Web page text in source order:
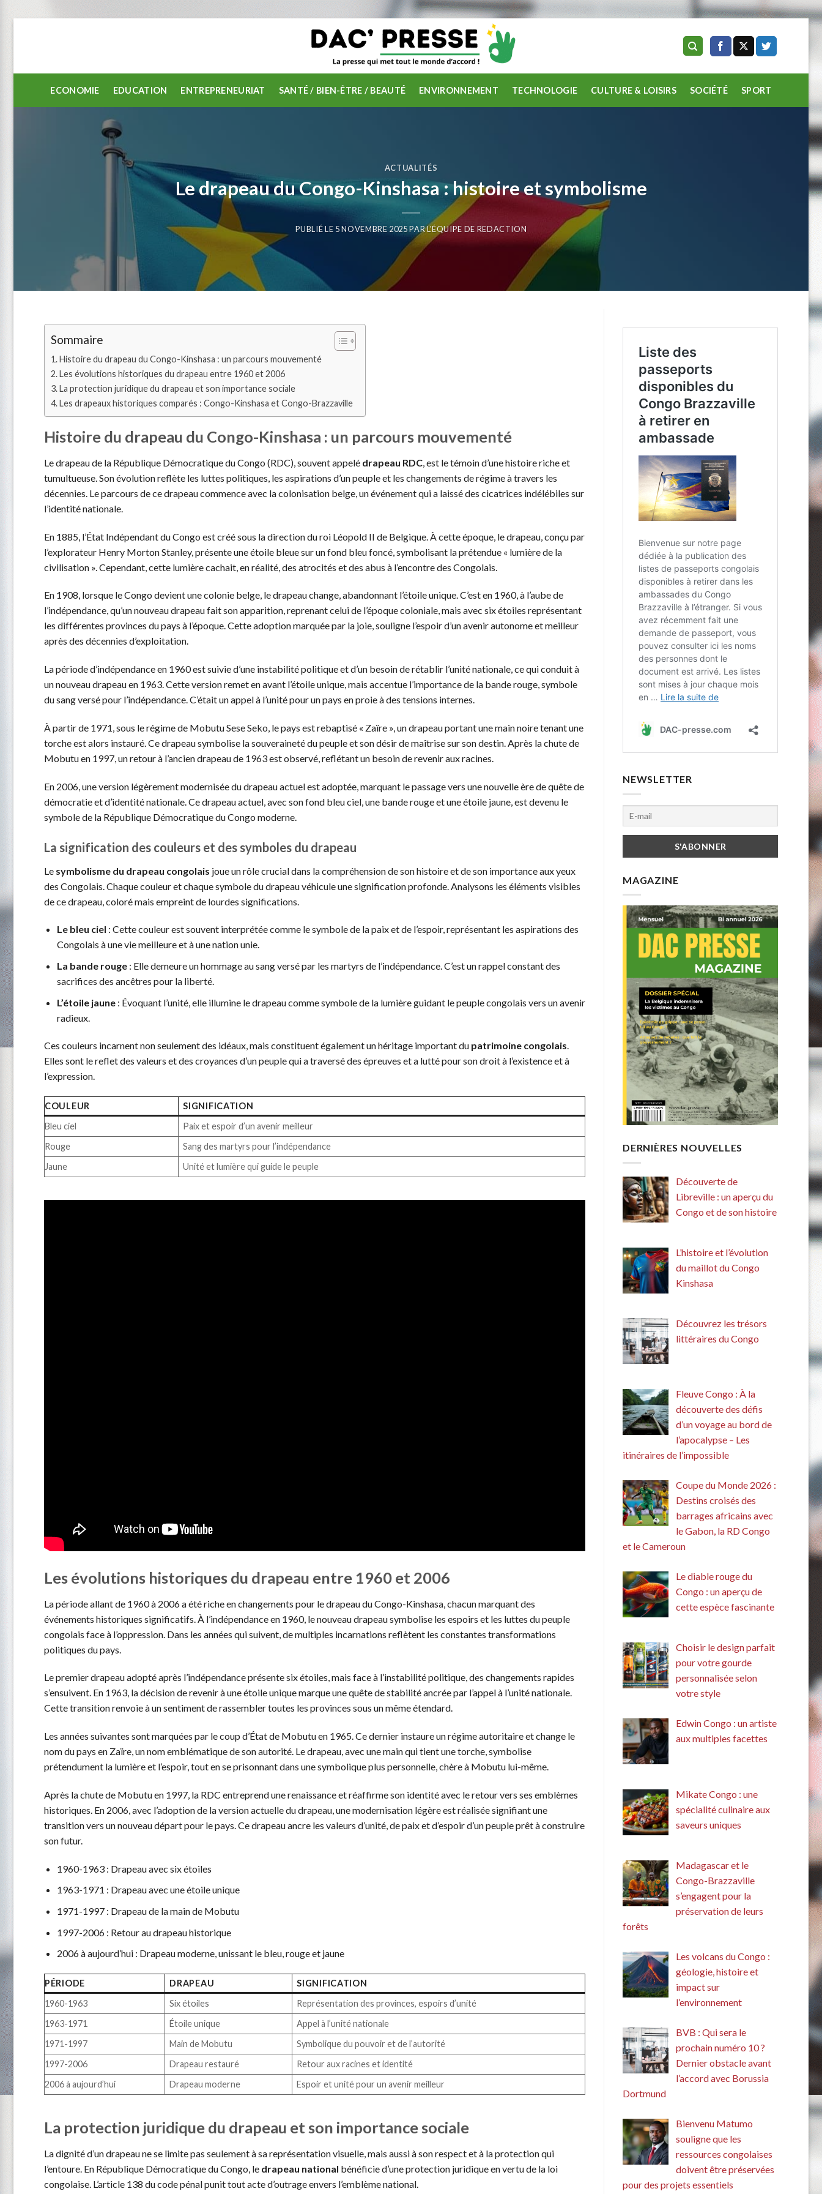
ECONOMIE EDUCATION ENTREPRENEURIAT SANTÉ / BIEN-ÊTRE / BEAUTÉ ENVIRONNEMENT TECHNOLOGIE CULTURE & LOISIRS SOCIÉTÉ SPORT
ACTUALITÉS
Le drapeau du Congo-Kinshasa : histoire et symbolisme
PUBLIÉ LE 5 NOVEMBRE 2025PARL'ÉQUIPE DE REDACTION
Sommaire
Histoire du drapeau du Congo-Kinshasa : un parcours mouvementé
Les évolutions historiques du drapeau entre 1960 et 2006
La protection juridique du drapeau et son importance sociale
Les drapeaux historiques comparés : Congo-Kinshasa et Congo-Brazzaville
Histoire du drapeau du Congo-Kinshasa : un parcours mouvementé
Le drapeau de la République Démocratique du Congo (RDC), souvent appelé drapeau RDC , est le témoin d’une histoire riche et
tumultueuse. Son évolution reflète les luttes politiques, les aspirations d’un peuple et les changements de régime à travers les
décennies. Le parcours de ce drapeau commence avec la colonisation belge, un événement qui a laissé des cicatrices indélébiles sur
l’identité nationale.
En 1885, l’État Indépendant du Congo est créé sous la direction du roi Léopold II de Belgique. À cette époque, le drapeau, conçu par
l’explorateur Henry Morton Stanley, présente une étoile bleue sur un fond bleu foncé, symbolisant la prétendue « lumière de la
civilisation ». Cependant, cette lumière cachait, en réalité, des atrocités et des abus à l’encontre des Congolais.
En 1908, lorsque le Congo devient une colonie belge, le drapeau change, abandonnant l’étoile unique. C’est en 1960, à l’aube de
l’indépendance, qu’un nouveau drapeau fait son apparition, reprenant celui de l’époque coloniale, mais avec six étoiles représentant
les différentes provinces du pays à l’époque. Cette adoption marquée par la joie, souligne l’espoir d’un avenir autonome et meilleur
après des décennies d’exploitation.
La période d’indépendance en 1960 est suivie d’une instabilité politique et d’un besoin de rétablir l’unité nationale, ce qui conduit à
un nouveau drapeau en 1963. Cette version remet en avant l’étoile unique, mais accentue l’importance de la bande rouge, symbole
du sang versé pour l’indépendance. C’était un appel à l’unité pour un pays en proie à des tensions internes.
À partir de 1971, sous le régime de Mobutu Sese Seko, le pays est rebaptisé « Zaïre », un drapeau portant une main noire tenant une
torche est alors instauré. Ce drapeau symbolise la souveraineté du peuple et son désir de maîtrise sur son destin. Après la chute de
Mobutu en 1997, un retour à l’ancien drapeau de 1963 est observé, reflétant un besoin de revenir aux racines.
En 2006, une version légèrement modernisée du drapeau actuel est adoptée, marquant le passage vers une nouvelle ère de quête de
démocratie et d’identité nationale. Ce drapeau actuel, avec son fond bleu ciel, une bande rouge et une étoile jaune, est devenu le
symbole de la République Démocratique du Congo moderne.
La signification des couleurs et des symboles du drapeau
Le symbolisme du drapeau congolais joue un rôle crucial dans la compréhension de son histoire et de son importance aux yeux
des Congolais. Chaque couleur et chaque symbole du drapeau véhicule une signification profonde. Analysons les éléments visibles
de ce drapeau, coloré mais empreint de lourdes significations.
Le bleu ciel : Cette couleur est souvent interprétée comme le symbole de la paix et de l’espoir, représentant les aspirations des
Congolais à une vie meilleure et à une nation unie.
La bande rouge: Elle demeure un hommage au sang versé par les martyrs de l’indépendance. C’est un rappel constant des
sacrifices des ancêtres pour la liberté.
L’étoile jaune: Évoquant l’unité, elle illumine le drapeau comme symbole de la lumière guidant le peuple congolais vers un avenir
radieux.
Ces couleurs incarnent non seulement des idéaux, mais constituent également un héritage important du patrimoine congolais.
Elles sont le reflet des valeurs et des croyances d’un peuple qui a traversé des épreuves et a lutté pour son droit à l’existence et à
l’expression.
COULEUR
SIGNIFICATION
Bleu ciel
Paix et espoir d’un avenir meilleur
Rouge
Sang des martyrs pour l’indépendance
Jaune
Unité et lumière qui guide le peuple
Les évolutions historiques du drapeau entre 1960 et 2006
La période allant de 1960 à 2006 a été riche en changements pour le drapeau du Congo-Kinshasa, chacun marquant des
événements historiques significatifs. À l’indépendance en 1960, le nouveau drapeau symbolise les espoirs et les luttes du peuple
congolais face à l’oppression. Dans les années qui suivent, de multiples incarnations reflètent les constantes transformations
politiques du pays.
Le premier drapeau adopté après l’indépendance présente six étoiles, mais face à l’instabilité politique, des changements rapides
s’ensuivent. En 1963, la décision de revenir à une étoile unique marque une quête de stabilité ancrée par l’appel à l’unité nationale.
Cette transition renvoie à un sentiment de rassembler toutes les provinces sous un même étendard.
Les années suivantes sont marquées par le coup d’État de Mobutu en 1965. Ce dernier instaure un régime autoritaire et change le
nom du pays en Zaïre, un nom emblématique de son autorité. Le drapeau, avec une main qui tient une torche, symbolise
prétendument la lumière et l’espoir, tout en se prisonnant dans une symbolique plus personnelle, chère à Mobutu lui-même.
Après la chute de Mobutu en 1997, la RDC entreprend une renaissance et réaffirme son identité avec le retour vers ses emblèmes
historiques. En 2006, avec l’adoption de la version actuelle du drapeau, une modernisation légère est réalisée signifiant une
transition vers un nouveau départ pour le pays. Ce drapeau ancre les valeurs d’unité, de paix et d’espoir d’un peuple prêt à construire
son futur.
1960-1963 : Drapeau avec six étoiles
1963-1971 : Drapeau avec une étoile unique
1971-1997 : Drapeau de la main de Mobutu
1997-2006 : Retour au drapeau historique
2006 à aujourd’hui : Drapeau moderne, unissant le bleu, rouge et jaune
PÉRIODE DRAPEAU
SIGNIFICATION
1960-1963
Six étoiles
Représentation des provinces, espoirs d’unité
1963-1971
Étoile unique
Appel à l’unité nationale
1971-1997
Main de Mobutu
Symbolique du pouvoir et de l’autorité
1997-2006
Drapeau restauré
Retour aux racines et identité
2006 à aujourd’hui
Drapeau moderne Espoir et unité pour un avenir meilleur
La protection juridique du drapeau et son importance sociale
La dignité d’un drapeau ne se limite pas seulement à sa représentation visuelle, mais aussi à son respect et à la protection qui
l’entoure. En République Démocratique du Congo, le drapeau national bénéficie d’une protection juridique en vertu de la loi
congolaise. L’article 138 du code pénal punit tout acte d’outrage envers l’emblème national.
NEWSLETTER
MAGAZINE
DERNIÈRES NOUVELLES
Découverte de
Libreville : un aperçu du
Congo et de son histoire
L’histoire et l’évolution
du maillot du Congo
Kinshasa
Découvrez les trésors
littéraires du Congo
Fleuve Congo : À la
découverte des défis
d’un voyage au bord de
l’apocalypse – Les
itinéraires de l’impossible
Coupe du Monde 2026 :
Destins croisés des
barrages africains avec
le Gabon, la RD Congo
et le Cameroun
Le diable rouge du
Congo : un aperçu de
cette espèce fascinante
Choisir le design parfait
pour votre gourde
personnalisée selon
votre style
Edwin Congo : un artiste
aux multiples facettes
Mikate Congo : une
spécialité culinaire aux
saveurs uniques
Madagascar et le
Congo-Brazzaville
s’engagent pour la
préservation de leurs
forêts
Les volcans du Congo :
géologie, histoire et
impact sur
l’environnement
BVB : Qui sera le
prochain numéro 10 ?
Dernier obstacle avant
l’accord avec Borussia
Dortmund
Bienvenu Matumo
souligne que les
ressources congolaises
doivent être préservées
pour des projets essentiels